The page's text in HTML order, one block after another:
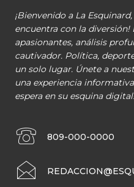
¡Bienvenido a La
encuentra con la diversión!
apasionantes, análisis
cautivador. Política,
un solo lugar. Únete a
una experiencia
espera en su esquina
809-000-0000